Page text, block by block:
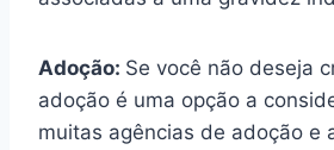
Adoção: Se você não deseja
adoção é uma opção a
muitas agências de adoção e